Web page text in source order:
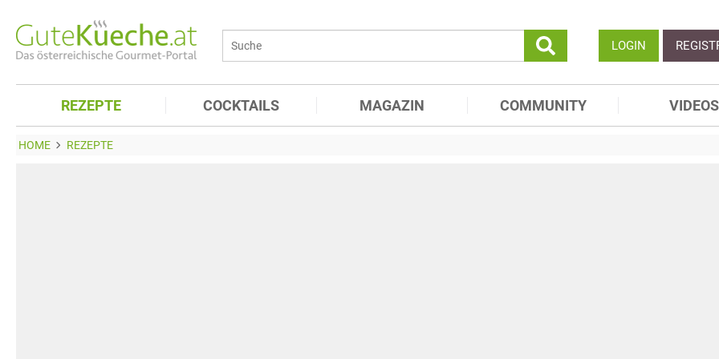
LOGIN
REZEPTE COCKTAILS MAGAZIN COMMUNITY VIDEOS
HOME REZEPTE